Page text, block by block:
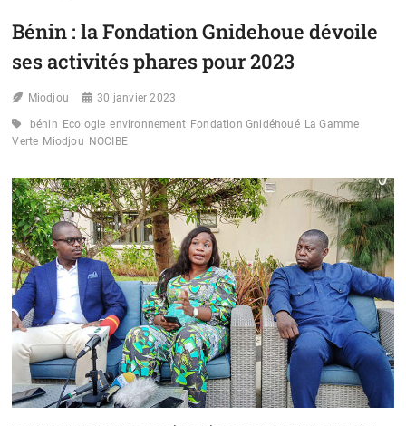
Bénin : la Fondation Gnidehoue dévoile
ses activités phares pour 2023
Miodjou 30 janvier 2023
bénin Ecologie environnement Fondation Gnidéhoué La Gamme
Verte Miodjou NOCIBE